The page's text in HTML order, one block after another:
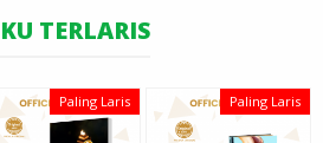
TERLARIS
Paling Laris Paling Laris